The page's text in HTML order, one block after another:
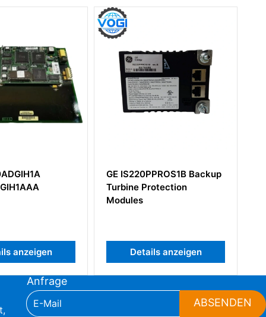
Backup
anzeigen
GE DS200PTBAG1A
DS200PTBAG1AEC
Details anzeigen
Anfrage
ABSENDEN